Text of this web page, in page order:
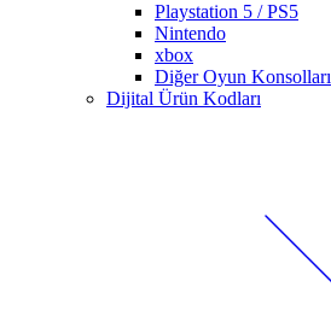
Playstation 5 / PS5
Nintendo
xbox
Diğer Oyun Konsolları
Dijital Ürün Kodları